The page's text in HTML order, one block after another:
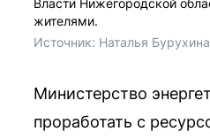
жителями.
Источник: Наталья
Министерство
проработать с